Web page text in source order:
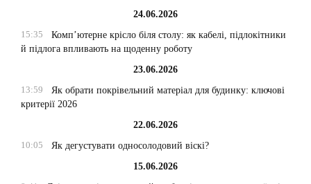
24.06.2026
15:35
Комп’ютерне крісло біля столу: як кабелі, підлокітники
й підлога впливають на щоденну роботу
23.06.2026
13:59
Як обрати покрівельний матеріал для будинку: ключові
критерії 2026
22.06.2026
10:05
Як дегустувати односолодовий віскі?
15.06.2026